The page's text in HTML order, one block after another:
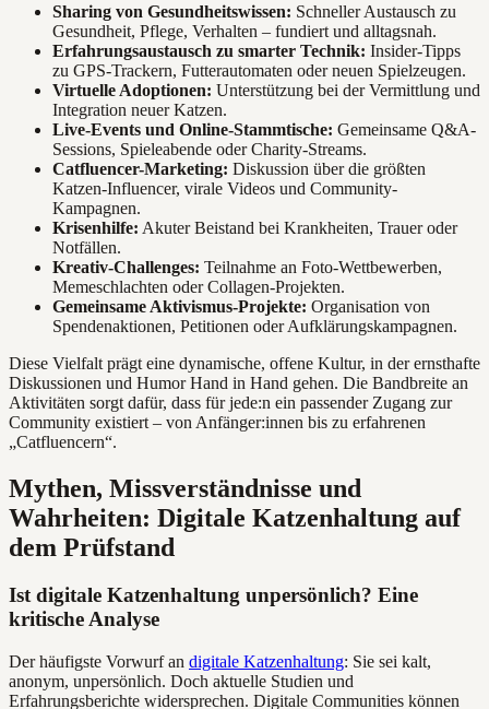
Sharing von Gesundheitswissen: Schneller Austausch zu
Gesundheit, Pflege, Verhalten – fundiert und alltagsnah.
Erfahrungsaustausch zu smarter Technik: Insider-Tipps
zu GPS-Trackern, Futterautomaten oder neuen Spielzeugen.
Virtuelle Adoptionen: Unterstützung bei der Vermittlung und
Integration neuer Katzen.
Live-Events und Online-Stammtische: Gemeinsame Q&A-
Sessions, Spieleabende oder Charity-Streams.
Catfluencer-Marketing: Diskussion über die größten
Katzen-Influencer, virale Videos und Community-
Kampagnen.
Krisenhilfe: Akuter Beistand bei Krankheiten, Trauer oder
Notfällen.
Kreativ-Challenges: Teilnahme an Foto-Wettbewerben,
Memeschlachten oder Collagen-Projekten.
Gemeinsame Aktivismus-Projekte: Organisation von
Spendenaktionen, Petitionen oder Aufklärungskampagnen.
Diese Vielfalt prägt eine dynamische, offene Kultur, in der ernsthafte
Diskussionen und Humor Hand in Hand gehen. Die Bandbreite an
Aktivitäten sorgt dafür, dass für jede:n ein passender Zugang zur
Community existiert – von Anfänger:innen bis zu erfahrenen
„Catfluencern“.
Mythen, Missverständnisse und
Wahrheiten: Digitale Katzenhaltung auf
dem Prüfstand
Ist digitale Katzenhaltung unpersönlich? Eine
kritische Analyse
Der häufigste Vorwurf an digitale Katzenhaltung: Sie sei kalt,
anonym, unpersönlich. Doch aktuelle Studien und
Erfahrungsberichte widersprechen. Digitale Communities können